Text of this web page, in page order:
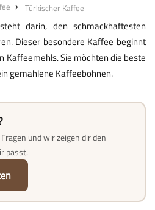
Türkischer Kaffee
darin, den schmackhaftesten
Dieser besondere Kaffee beginnt
Kaffeemehls. Sie möchten die beste
gemahlene Kaffeebohnen.
und wir zeigen dir den
passt.